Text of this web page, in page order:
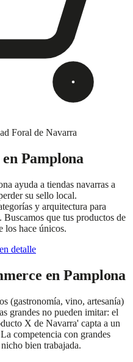
Foral de Navarra
en Pamplona
ayuda a tiendas navarras a
su sello local.
y arquitectura para
que tus productos de
los hace únicos.
detalle
en Pamplona
(gastronomía, vino, artesanía)
grandes no pueden imitar: el
X de Navarra' capta a un
competencia con grandes
bien trabajada.